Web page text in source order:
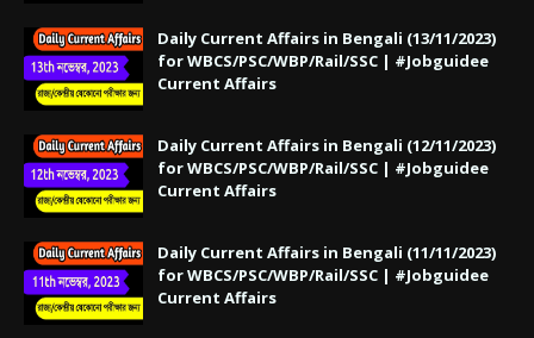
Daily Current Affairs in Bengali (13/11/2023)
for WBCS/PSC/WBP/Rail/SSC | #Jobguidee
Current Affairs
Daily Current Affairs in Bengali (12/11/2023)
for WBCS/PSC/WBP/Rail/SSC | #Jobguidee
Current Affairs
Daily Current Affairs in Bengali (11/11/2023)
for WBCS/PSC/WBP/Rail/SSC | #Jobguidee
Current Affairs